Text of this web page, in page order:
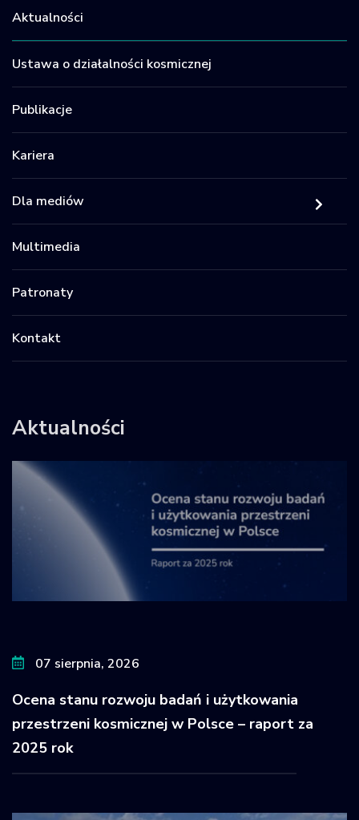
Aktualności
Ustawa o działalności kosmicznej
Publikacje
Kariera
Dla mediów
Multimedia
Patronaty
Kontakt
Aktualności
07 sierpnia, 2026
Ocena stanu rozwoju badań i użytkowania
przestrzeni kosmicznej w Polsce – raport za
2025 rok